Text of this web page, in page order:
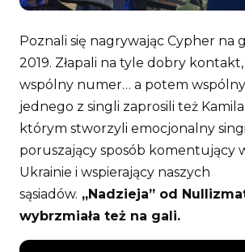
Poznali się nagrywając Cypher na
2019. Złapali na tyle dobry
wspólny numer… a potem
jednego z singli zaprosili też
którym stworzyli emocjonalny
poruszający sposób komentujący
Ukrainie i wspierający naszych
sąsiadów. „Nadzieja” od
wybrzmiała też na gali.